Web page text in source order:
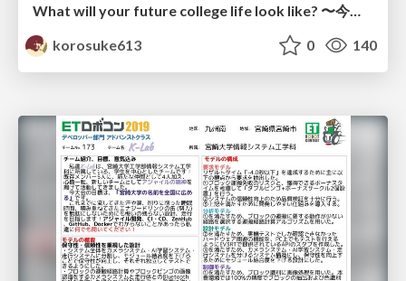
What will your future college life look like? 〜今後の大学生活をどのようにしますか？〜
korosuke613
0 140